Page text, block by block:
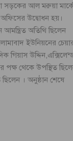
সড়কের আল মরুয়া
অফিসের উদ্বোধন হয়।
অতিথি ছিলেন
ইউনিয়নের
গিয়াস
পক্ষ থেকে উপস্থিত
। অনুষ্ঠান শেষে